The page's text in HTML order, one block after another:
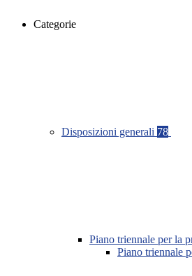
Categorie
Disposizioni generali 78
Piano triennale per la
Piano triennale